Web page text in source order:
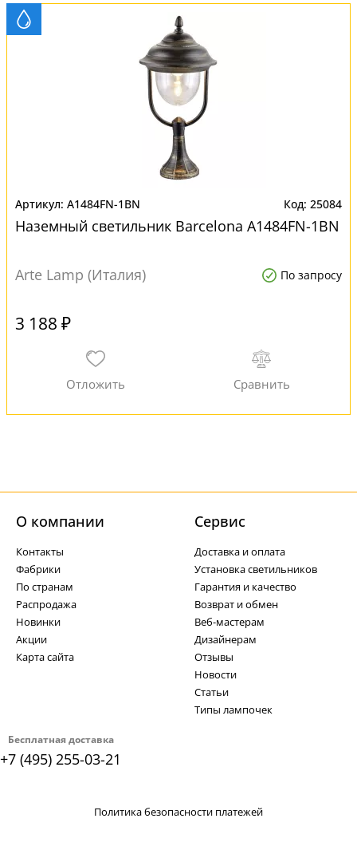
A1484FN-1BN 25084
Наземный светильник Barcelona A1484FN-1BN
Arte Lamp (Италия) По запросу
3 188 ₽
Бесплатная доставка
+7 (495) 255-03-21
О компании
Контакты
Фабрики
По странам
Распродажа
Новинки
Акции
Карта сайта
Cервис
Доставка и оплата
Установка светильников
Гарантия и качество
Возврат и обмен
Веб-мастерам
Дизайнерам
Отзывы
Новости
Статьи
Типы лампочек
Политика безопасности платежей